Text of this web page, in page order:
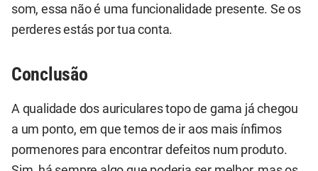
som, essa não é uma funcionalidade presente. Se os
perderes estás por tua conta.
Conclusão
A qualidade dos auriculares topo de gama já chegou
a um ponto, em que temos de ir aos mais ínfimos
pormenores para encontrar defeitos num produto.